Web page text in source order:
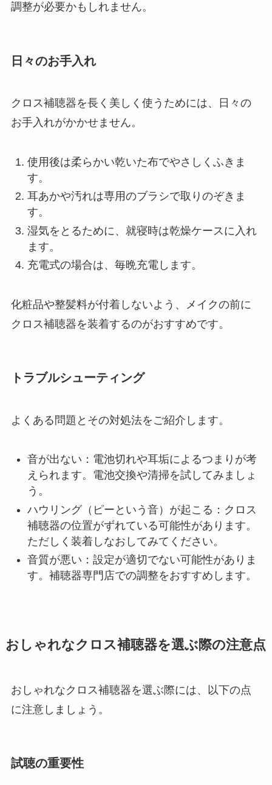
調整が必要かもしれません。
日々のお手入れ
クロス補聴器を長く美しく使うためには、日々の
お手入れがかかせません。
使用後は柔らかい乾いた布でやさしくふきま
す。
耳あかや汚れは専用のブラシで取りのぞきま
す。
湿気をとるために、就寝時は乾燥ケースに入れ
ます。
充電式の場合は、毎晩充電します。
化粧品や整髪料が付着しないよう、メイクの前に
クロス補聴器を装着するのがおすすめです。
トラブルシューティング
よくある問題とその対処法をご紹介します。
音が出ない：電池切れや耳垢によるつまりが考
えられます。電池交換や清掃を試してみましょ
う。
ハウリング（ピーという音）が起こる：クロス
補聴器の位置がずれている可能性があります。
ただしく装着しなおしてみてください。
音質が悪い：設定が適切でない可能性がありま
す。補聴器専門店での調整をおすすめします。
おしゃれなクロス補聴器を選ぶ際の注意点
おしゃれなクロス補聴器を選ぶ際には、以下の点
に注意しましょう。
試聴の重要性